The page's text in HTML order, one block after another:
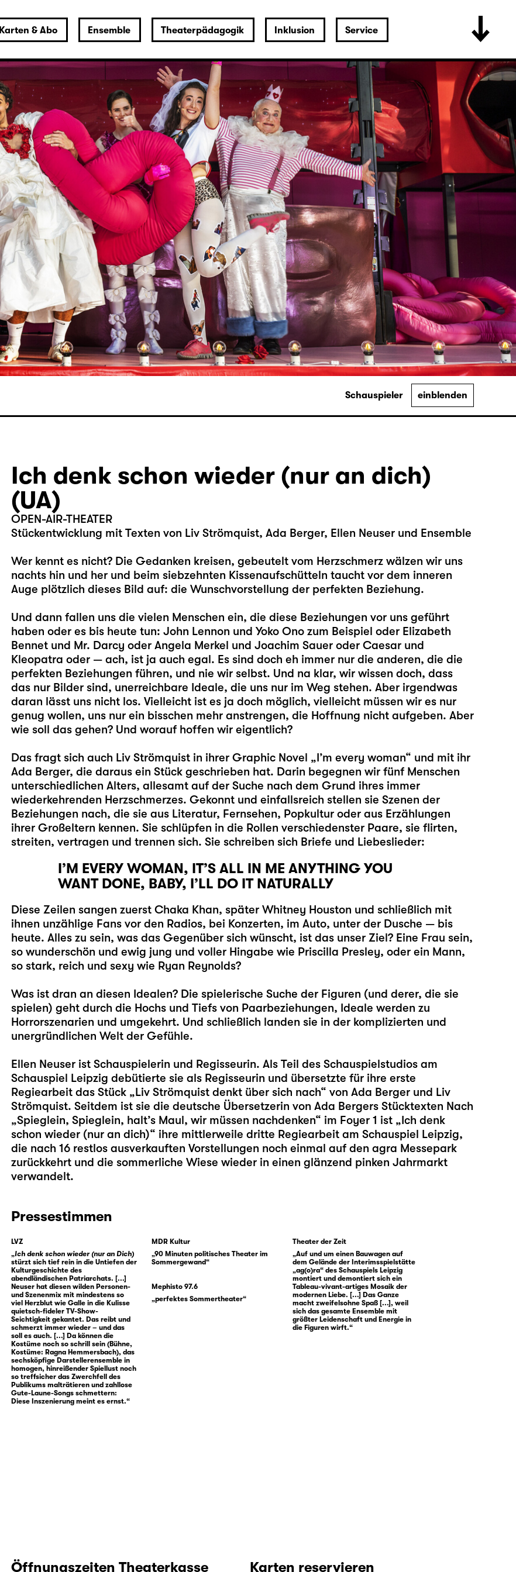
Karten & Abo Ensemble Theaterpädagogik Inklusion Service
Schauspieler einblenden
Ich denk schon wieder (nur an dich)
(UA)
OPEN-AIR-THEATER
Stückentwicklung mit Texten von Liv Strömquist, Ada Berger, Ellen Neuser und Ensemble
Wer kennt es nicht? Die Gedanken kreisen, gebeutelt vom Herzschmerz wälzen wir uns
nachts hin und her und beim siebzehnten Kissenaufschütteln taucht vor dem inneren
Auge plötzlich dieses Bild auf: die Wunschvorstellung der perfekten Beziehung.
Und dann fallen uns die vielen Menschen ein, die diese Beziehungen vor uns geführt
haben oder es bis heute tun: John Lennon und Yoko Ono zum Beispiel oder Elizabeth
Bennet und Mr. Darcy oder Angela Merkel und Joachim Sauer oder Caesar und
Kleopatra oder — ach, ist ja auch egal. Es sind doch eh immer nur die anderen, die die
perfekten Beziehungen führen, und nie wir selbst. Und na klar, wir wissen doch, dass
das nur Bilder sind, unerreichbare Ideale, die uns nur im Weg stehen. Aber irgendwas
daran lässt uns nicht los. Vielleicht ist es ja doch möglich, vielleicht müssen wir es nur
genug wollen, uns nur ein bisschen mehr anstrengen, die Hoffnung nicht aufgeben. Aber
wie soll das gehen? Und worauf hoffen wir eigentlich?
Das fragt sich auch Liv Strömquist in ihrer Graphic Novel „I’m every woman“ und mit ihr
Ada Berger, die daraus ein Stück geschrieben hat. Darin begegnen wir fünf Menschen
unterschiedlichen Alters, allesamt auf der Suche nach dem Grund ihres immer
wiederkehrenden Herzschmerzes. Gekonnt und einfallsreich stellen sie Szenen der
Beziehungen nach, die sie aus Literatur, Fernsehen, Popkultur oder aus Erzählungen
ihrer Großeltern kennen. Sie schlüpfen in die Rollen verschiedenster Paare, sie flirten,
streiten, vertragen und trennen sich. Sie schreiben sich Briefe und Liebeslieder:
I’M EVERY WOMAN, IT’S ALL IN ME ANYTHING YOU
WANT DONE, BABY, I’LL DO IT NATURALLY
Diese Zeilen sangen zuerst Chaka Khan, später Whitney Houston und schließlich mit
ihnen unzählige Fans vor den Radios, bei Konzerten, im Auto, unter der Dusche — bis
heute. Alles zu sein, was das Gegenüber sich wünscht, ist das unser Ziel? Eine Frau sein,
so wunderschön und ewig jung und voller Hingabe wie Priscilla Presley, oder ein Mann,
so stark, reich und sexy wie Ryan Reynolds?
Was ist dran an diesen Idealen? Die spielerische Suche der Figuren (und derer, die sie
spielen) geht durch die Hochs und Tiefs von Paarbeziehungen, Ideale werden zu
Horrorszenarien und umgekehrt. Und schließlich landen sie in der komplizierten und
unergründlichen Welt der Gefühle.
Ellen Neuserist Schauspielerin und Regisseurin. Als Teil des Schauspielstudios am
Schauspiel Leipzig debütierte sie als Regisseurin und übersetzte für ihre erste
Regiearbeit das Stück „Liv Strömquist denkt über sich nach“ von Ada Berger und Liv
Strömquist. Seitdem ist sie die deutsche Übersetzerin von Ada Bergers Stücktexten Nach
„Spieglein, Spieglein, halt’s Maul, wir müssen nachdenken“ im Foyer 1 ist „Ich denk
schon wieder (nur an dich)“ ihre mittlerweile dritte Regiearbeit am Schauspiel Leipzig,
die nach 16 restlos ausverkauften Vorstellungen noch einmal auf den agra Messepark
zurückkehrt und die sommerliche Wiese wieder in einen glänzend pinken Jahrmarkt
verwandelt.
Pressestimmen
LVZ
„Ich denk schon wieder (nur an Dich)
stürzt sich tief rein in die Untiefen der
Kulturgeschichte des
abendländischen Patriarchats. [...]
Neuser hat diesen wilden Personen-
und Szenenmix mit mindestens so
viel Herzblut wie Galle in die Kulisse
quietsch-fideler TV-Show-
Seichtigkeit gekantet. Das reibt und
schmerzt immer wieder – und das
soll es auch. [...] Da können die
Kostüme noch so schrill sein (Bühne,
Kostüme: Ragna Hemmersbach), das
sechsköpfige Darstellerensemble in
homogen, hinreißender Spiellust noch
so treffsicher das Zwerchfell des
Publikums malträtieren und zahllose
Gute-Laune-Songs schmettern:
Diese Inszenierung meint es ernst.“
MDR Kultur
„90 Minuten politisches Theater im
Sommergewand“
Mephisto 97.6
„perfektes Sommertheater“
Theater der Zeit
„Auf und um einen Bauwagen auf
dem Gelände der Interimsspielstätte
„ag(o)ra“ des Schauspiels Leipzig
montiert und demontiert sich ein
Tableau-vivant-artiges Mosaik der
modernen Liebe. [...] Das Ganze
macht zweifelsohne Spaß [...], weil
sich das gesamte Ensemble mit
größter Leidenschaft und Energie in
die Figuren wirft.“
Öffnungszeiten Theaterkasse Karten reservieren